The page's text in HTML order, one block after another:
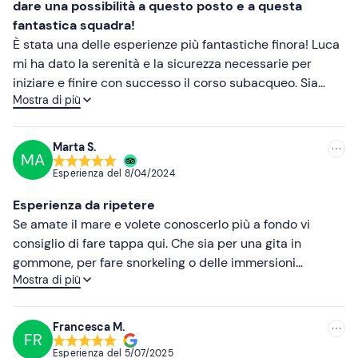
Telo mare
Costume da bagno
Meno recenti
Più alte
Più basse
dare una possibilità a questo posto e a questa
fantastica squadra!
È stata una delle esperienze più fantastiche finora! Luca
mi ha dato la serenità e la sicurezza necessarie per
iniziare e finire con successo il corso subacqueo. Sia
come scuola che come diving center per appassionati di
l'esperienza necessaria per avventurarsi in questo sport
e stupirsi. Tutto è curato dal personale, l'attrezzatura è
pulita e l'igiene del luogo è sempre perfetta. La grande
passione e la cura con cui vieni accolto da tutti i membri
è una delle cose che ti fanno venire voglia di tornare
sempre per un'immersione in più. Un ringraziamento
speciale a Luca per essere un insegnante appassionato
del suo lavoro ma completamente responsabile. Sin
lugar a dudas recomendaría y seguiré recomendando
increíbles paisajes de Costa Smeralda, Sardegna. Buon
lavoro, ragazzi :)
Mostra di più
MA
Marta S.
Esperienza del 8/04/2024
Esperienza da ripetere
Se amate il mare e volete conoscerlo più a fondo vi
consiglio di fare tappa qui. Che sia per una gita in
gommone, per fare snorkeling o delle immersioni
subacquee questo è il posto giusto ❤️ Sono stata qui
nostro istruttore è stato Luca e fin da subito ci siamo
sentite a nostro agio e in mani esperte. Personalmente
Mostra di più
FR
Francesca M.
Esperienza del 5/07/2025